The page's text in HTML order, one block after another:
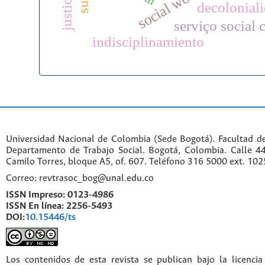
serviço social
indisciplinamiento
Universidad Nacional de Colombia (Sede Bogotá). Facultad
Departamento de Trabajo Social. Bogotá, Colombia. Calle
Camilo Torres, bloque A5, of. 607. Teléfono 316 5000 ext.
Correo: revtrasoc_bog@unal.edu.co
ISSN Impreso: 0123-4986
ISSN En línea: 2256-5493
DOI:10.15446/ts
Los contenidos de esta revista se publican bajo la